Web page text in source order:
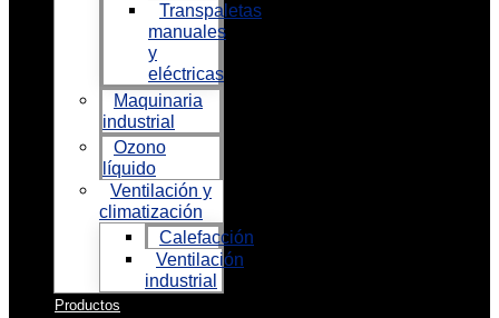
Transpaletas
manuales
y
eléctricas
Maquinaria
industrial
Ozono
líquido
Ventilación y
climatización
Calefacción
Ventilación
industrial
Productos